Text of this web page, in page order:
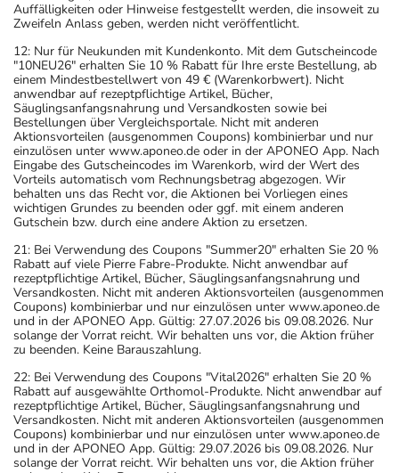
Auffälligkeiten oder Hinweise festgestellt werden, die insoweit zu
Zweifeln Anlass geben, werden nicht veröffentlicht.
12: Nur für Neukunden mit Kundenkonto. Mit dem Gutscheincode
"10NEU26" erhalten Sie 10 % Rabatt für Ihre erste Bestellung, ab
einem Mindestbestellwert von 49 € (Warenkorbwert). Nicht
anwendbar auf rezeptpflichtige Artikel, Bücher,
Säuglingsanfangsnahrung und Versandkosten sowie bei
Bestellungen über Vergleichsportale. Nicht mit anderen
Aktionsvorteilen (ausgenommen Coupons) kombinierbar und nur
einzulösen unter www.aponeo.de oder in der APONEO App. Nach
Eingabe des Gutscheincodes im Warenkorb, wird der Wert des
Vorteils automatisch vom Rechnungsbetrag abgezogen. Wir
behalten uns das Recht vor, die Aktionen bei Vorliegen eines
wichtigen Grundes zu beenden oder ggf. mit einem anderen
Gutschein bzw. durch eine andere Aktion zu ersetzen.
21: Bei Verwendung des Coupons "Summer20" erhalten Sie 20 %
Rabatt auf viele Pierre Fabre-Produkte. Nicht anwendbar auf
rezeptpflichtige Artikel, Bücher, Säuglingsanfangsnahrung und
Versandkosten. Nicht mit anderen Aktionsvorteilen (ausgenommen
Coupons) kombinierbar und nur einzulösen unter www.aponeo.de
und in der APONEO App. Gültig: 27.07.2026 bis 09.08.2026. Nur
solange der Vorrat reicht. Wir behalten uns vor, die Aktion früher
zu beenden. Keine Barauszahlung.
22: Bei Verwendung des Coupons "Vital2026" erhalten Sie 20 %
Rabatt auf ausgewählte Orthomol-Produkte. Nicht anwendbar auf
rezeptpflichtige Artikel, Bücher, Säuglingsanfangsnahrung und
Versandkosten. Nicht mit anderen Aktionsvorteilen (ausgenommen
Coupons) kombinierbar und nur einzulösen unter www.aponeo.de
und in der APONEO App. Gültig: 29.07.2026 bis 09.08.2026. Nur
solange der Vorrat reicht. Wir behalten uns vor, die Aktion früher